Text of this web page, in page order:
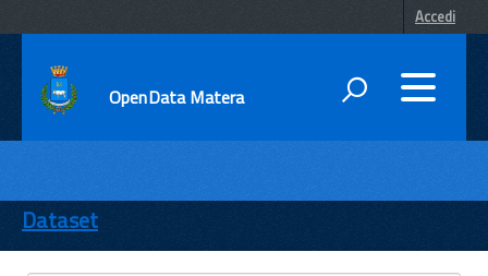
Accedi
OpenData Matera
ENTI
TEMI
Dataset